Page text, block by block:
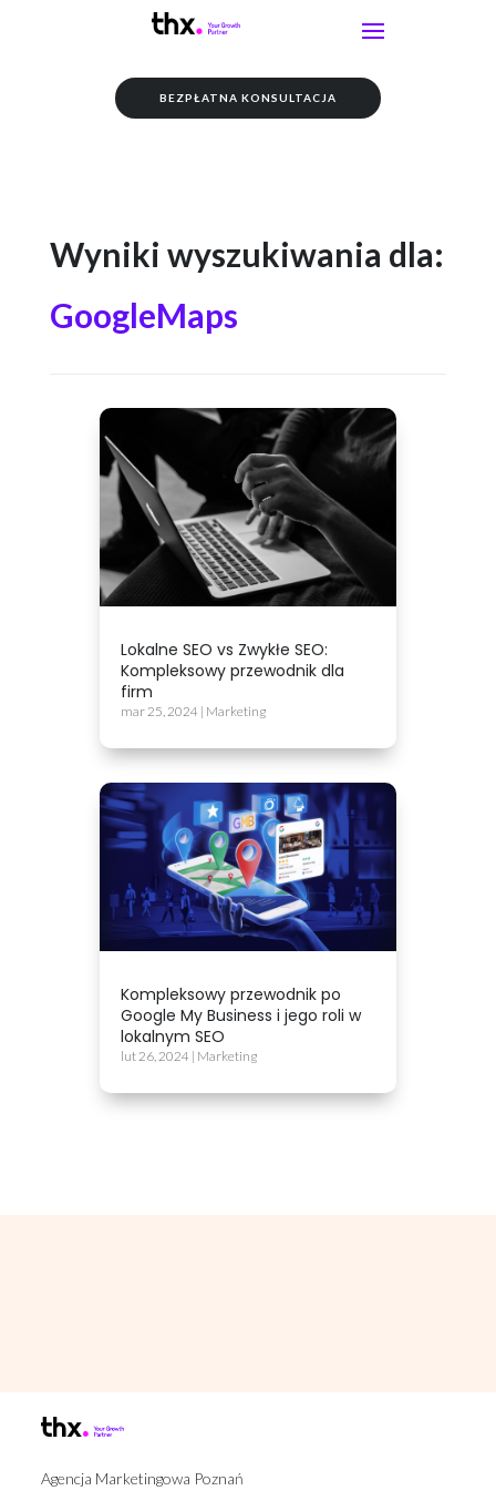
BEZPŁATNA KONSULTACJA
Wyniki wyszukiwania dla:
GoogleMaps
Lokalne SEO vs Zwykłe SEO:
Kompleksowy przewodnik dla
firm
mar 25, 2024 | Marketing
Kompleksowy przewodnik po
Google My Business i jego roli w
lokalnym SEO
lut 26, 2024 | Marketing
Agencja Marketingowa Poznań